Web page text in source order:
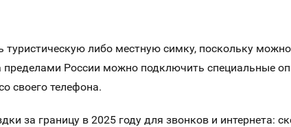
либо местную симку, поскольку
пределами России можно подключить специальные
своего телефона.
за границу в 2025 году для звонков и интернета: